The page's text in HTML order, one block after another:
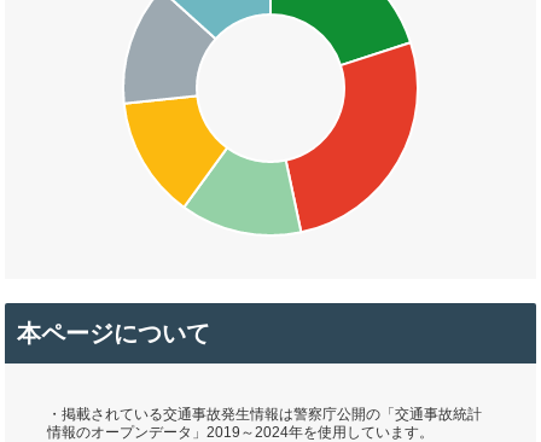
本ページについて
・掲載されている交通事故発生情報は警察庁公開の「交通事故統計
情報のオープンデータ」2019～2024年を使用しています。